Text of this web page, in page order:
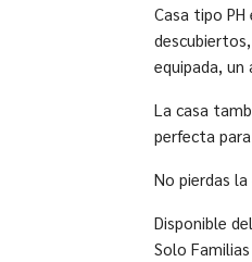
Casa tipo
equipada, un
La casa
perfecta
No pierdas
Disponible
Solo Familias